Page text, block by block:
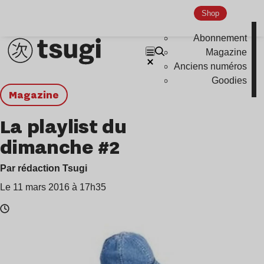
Shop
Abonnement
Magazine
Anciens numéros
Goodies
magazine
La playlist du
dimanche #2
Par rédaction Tsugi
Le 11 mars 2016 à 17h35